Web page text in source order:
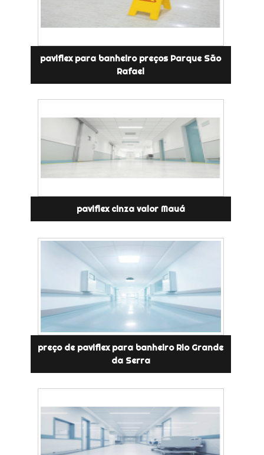
paviflex para banheiro preços Parque São
Rafael
paviflex cinza valor Mauá
preço de paviflex para banheiro Rio Grande
da Serra